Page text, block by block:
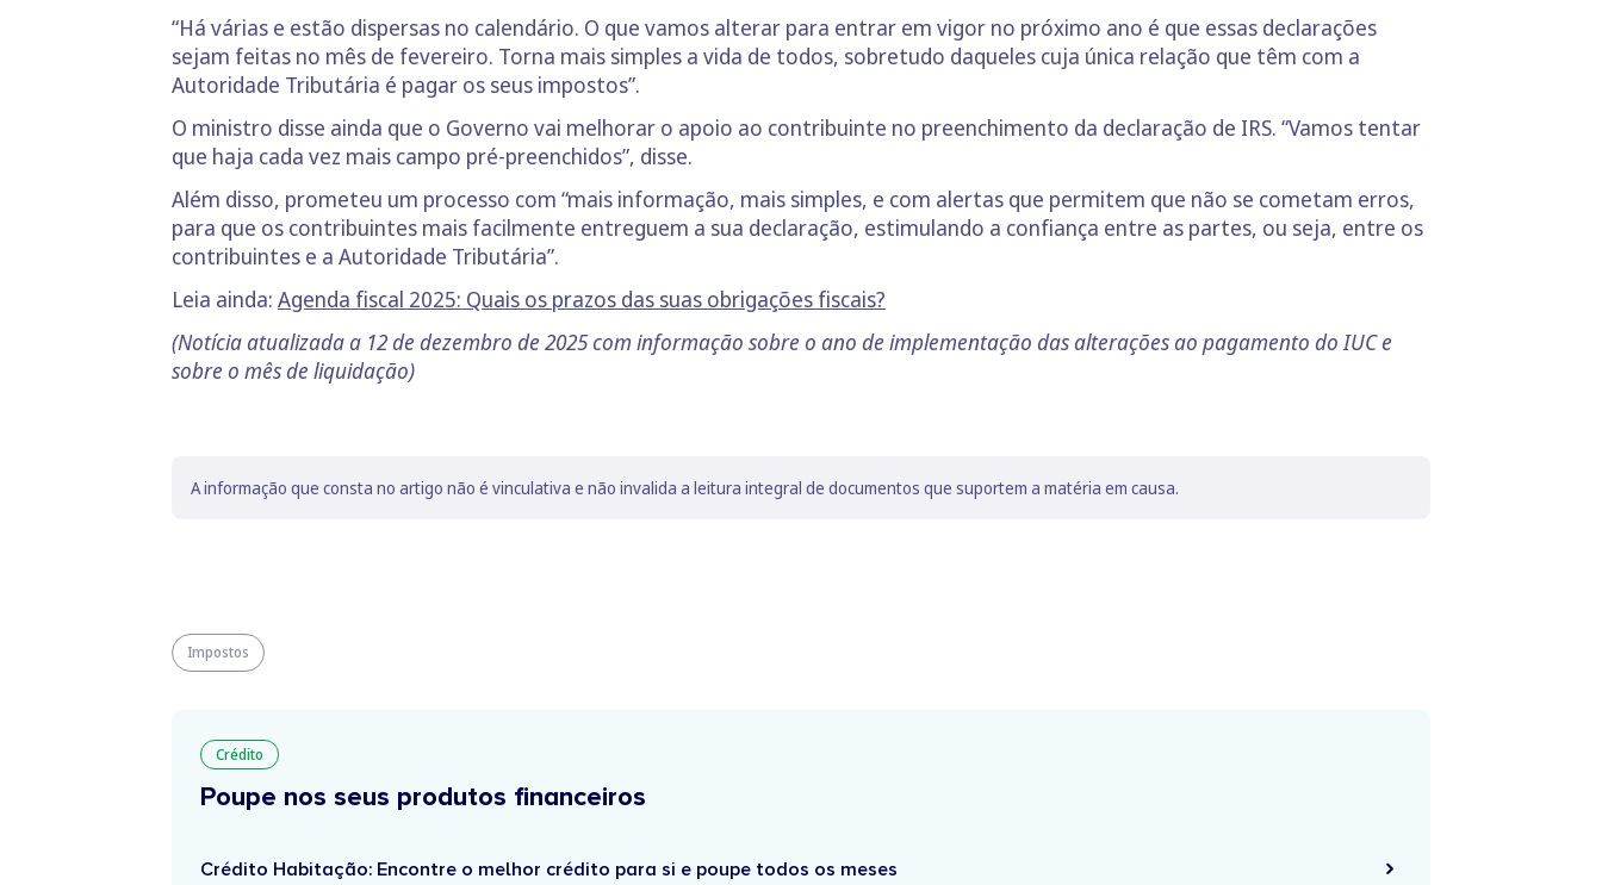
“Há várias e estão dispersas no calendário. O que vamos alterar para entrar em vigor no próximo ano é que essas declarações
sejam feitas no mês de fevereiro. Torna mais simples a vida de todos, sobretudo daqueles cuja única relação que têm com a
Autoridade Tributária é pagar os seus impostos”.
O ministro disse ainda que o Governo vai melhorar o apoio ao contribuinte no preenchimento da declaração de IRS. “Vamos tentar
que haja cada vez mais campo pré-preenchidos”, disse.
Além disso, prometeu um processo com “mais informação, mais simples, e com alertas que permitem que não se cometam erros,
para que os contribuintes mais facilmente entreguem a sua declaração, estimulando a confiança entre as partes, ou seja, entre os
contribuintes e a Autoridade Tributária”.
Leia ainda: Agenda fiscal 2025: Quais os prazos das suas obrigações fiscais?
(Notícia atualizada a 12 de dezembro de 2025 com informação sobre o ano de implementação das alterações ao pagamento do IUC e
sobre o mês de liquidação)
A informação que consta no artigo não é vinculativa e não invalida a leitura integral de documentos que suportem a matéria em causa.
Impostos
Crédito
Poupe nos seus produtos financeiros
Crédito Habitação: Encontre o melhor crédito para si e poupe todos os meses